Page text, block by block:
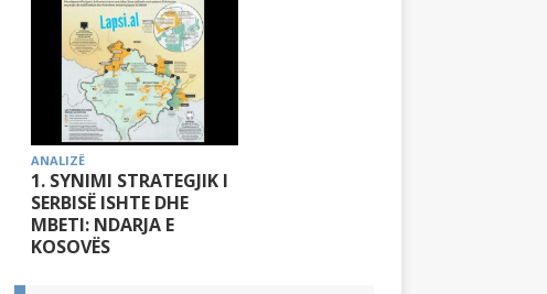
ANALIZË
1. SYNIMI STRATEGJIK I
SERBISË ISHTE DHE
MBETI: NDARJA E
KOSOVËS